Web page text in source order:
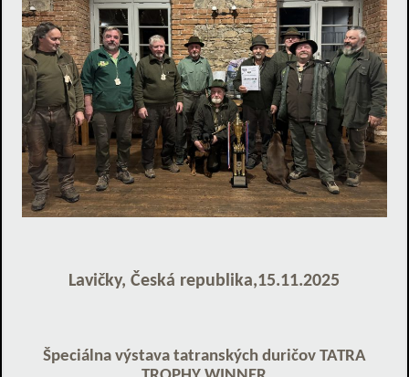
Lavičky, Česká republika,15.11.2025
Špeciálna výstava tatranských duričov TATRA